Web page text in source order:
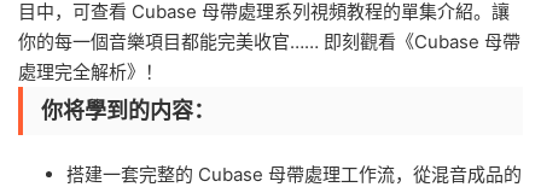
目中，可查看 Cubase 母帶處理系列視頻教程的單集介紹。讓
你的每一個音樂項目都能完美收官…… 即刻觀看《Cubase 母帶
處理完全解析》！
你将學到的内容：
搭建一套完整的 Cubase 母帶處理工作流，從混音成品的